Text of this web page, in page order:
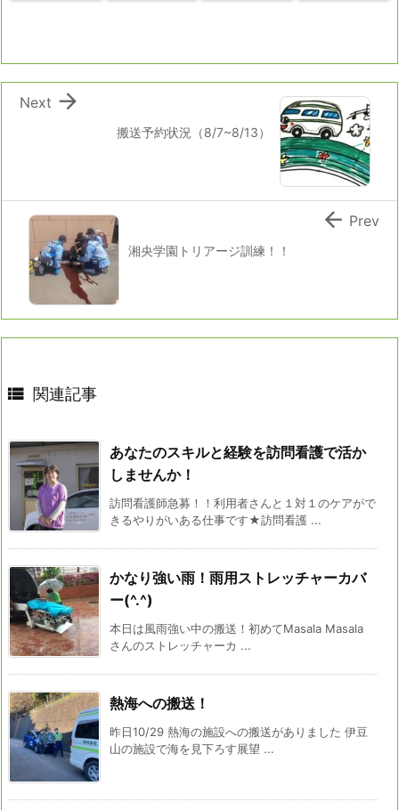
搬送予約状況（8/7~8/13）

Next
湘央学園トリアージ訓練！！
 Prev
 関連記事
あなたのスキルと経験を訪問看護で活か
しませんか！
訪問看護師急募！！利用者さんと１対１のケアがで
きるやりがいある仕事です★訪問看護 ...
かなり強い雨！雨用ストレッチャーカバ
ー(^.^)
本日は風雨強い中の搬送！初めてMasala Masala
さんのストレッチャーカ ...
熱海への搬送！
昨日10/29 熱海の施設への搬送がありました 伊豆
山の施設で海を見下ろす展望 ...